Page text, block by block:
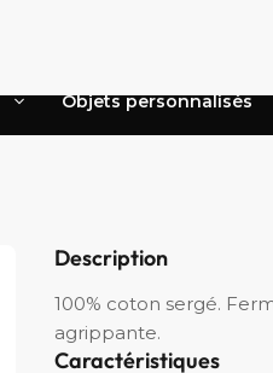
Objets personnalisés
Description
100% coton sergé.
agrippante.
Caractéristiques